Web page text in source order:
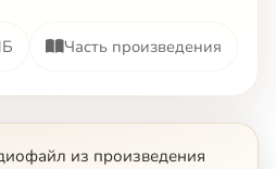
Часть произведения
из произведения